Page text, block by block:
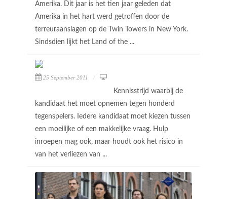
Amerika. Dit jaar is het tien jaar geleden dat
Amerika in het hart werd getroffen door de
terreuraanslagen op de Twin Towers in New York.
Sindsdien lijkt het Land of the ...
25 September 2011
Kennisstrijd waarbij de
kandidaat het moet opnemen tegen honderd
tegenspelers. Iedere kandidaat moet kiezen tussen
een moeilijke of een makkelijke vraag. Hulp
inroepen mag ook, maar houdt ook het risico in
van het verliezen van ...